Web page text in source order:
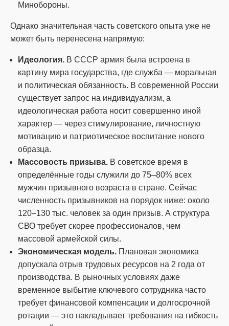
Минобороны.
Однако значительная часть советского опыта уже не
может быть перенесена напрямую:
Идеология. В СССР армия была встроена в
картину мира государства, где служба — моральная
и политическая обязанность. В современной России
существует запрос на индивидуализм, а
идеологическая работа носит совершенно иной
характер — через стимулирование, личностную
мотивацию и патриотическое воспитание нового
образца.
Массовость призыва. В советское время в
определённые годы служили до 75–80% всех
мужчин призывного возраста в стране. Сейчас
численность призывников на порядок ниже: около
120–130 тыс. человек за один призыв. А структура
СВО требует скорее профессионалов, чем
массовой армейской силы.
Экономическая модель. Плановая экономика
допускала отрыв трудовых ресурсов на 2 года от
производства. В рыночных условиях даже
временное выбытие ключевого сотрудника часто
требует финансовой компенсации и долгосрочной
ротации — это накладывает требования на гибкость